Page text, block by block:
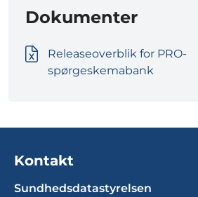
Dokumenter
Releaseoverblik for PRO-
spørgeskemabank
Kontakt
Sundhedsdatastyrelsen